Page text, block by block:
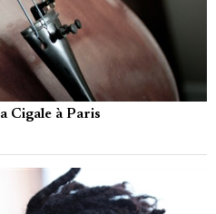
Cigale à Paris